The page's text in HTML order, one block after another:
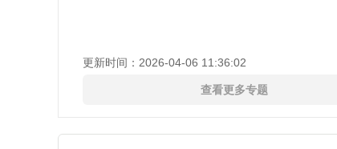
更新时间： 2026-04-06 11:36:02
查看更多专题